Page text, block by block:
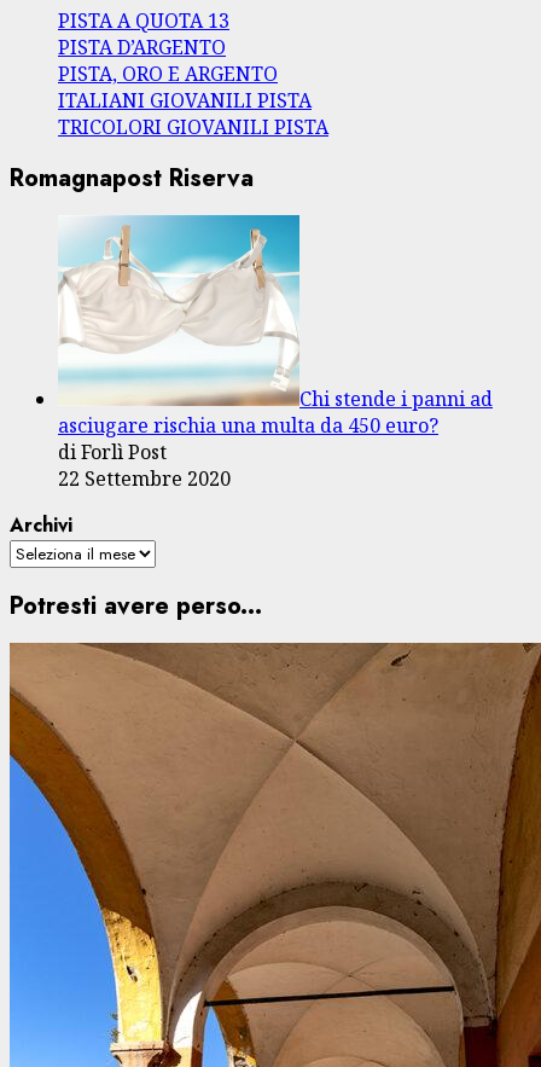
PISTA A QUOTA 13
PISTA D’ARGENTO
PISTA, ORO E ARGENTO
ITALIANI GIOVANILI PISTA
TRICOLORI GIOVANILI PISTA
Romagnapost Riserva
Chi stende i panni ad
asciugare rischia una multa da 450 euro?
di Forlì Post
22 Settembre 2020
Archivi
Potresti avere perso...